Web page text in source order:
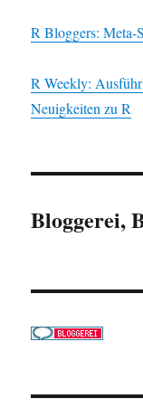
R Bloggers: Meta-
R Weekly:
Neuigkeiten zu R
Bloggerei,